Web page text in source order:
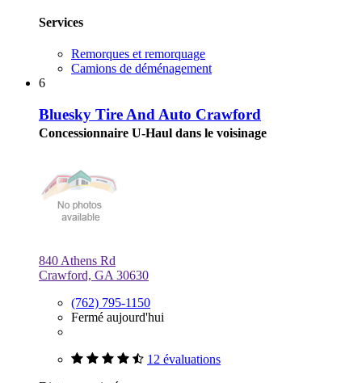
Services
Remorques et remorquage
Camions de déménagement
6
Bluesky Tire And Auto Crawford
Concessionnaire U-Haul dans le voisinage
840 Athens Rd
Crawford, GA 30630
(762) 795-1150
Fermé aujourd'hui
12 évaluations